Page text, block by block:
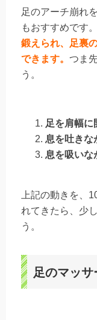
足のアーチ崩れ
もおすすめです
鍛えられ、足裏
できます。 つま
う。
足を肩幅に
息を吐きな
息を吸いな
上記の動きを、
れてきたら、少
う。
足のマッサ